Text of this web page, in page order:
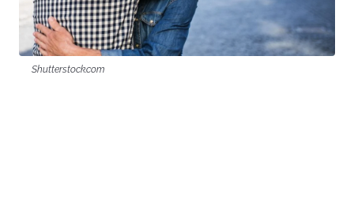
Shutterstock.com